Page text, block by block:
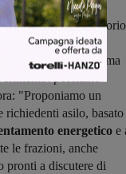
cui rilancio potrà
montagna e un territorio
anche
per Reggello, ma
possiamo
"Proponiamo un
richiedenti asilo, basato
energetico e
le frazioni, anche
pronti a discutere di